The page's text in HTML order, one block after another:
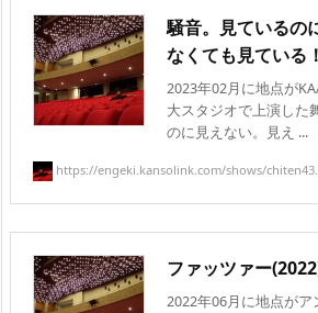
騒音。見ているの
なくても見ている
2023年02月に地点が
大スタジオで上演した
のに見えない。見え ...
https://engeki.kansolink.com/shows/
ファッツァー
2022年06月に地点が